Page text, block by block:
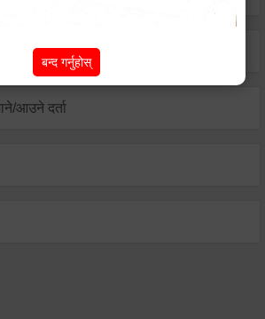
आउने दर्ता
बन्द गर्नुहोस्